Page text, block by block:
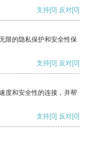
支持[0] 反对[0]
限的隐私保护和安全性保
支持[0] 反对[0]
度和安全性的连接，并帮
支持[0] 反对[0]